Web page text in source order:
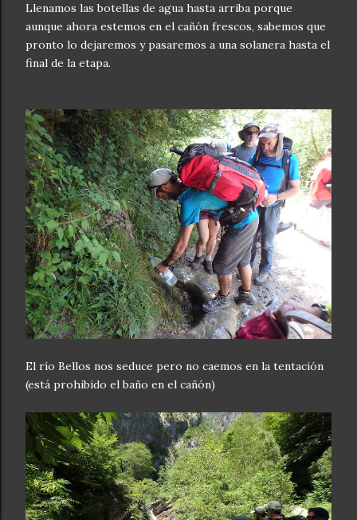
Llenamos las botellas de agua hasta arriba porque
aunque ahora estemos en el cañón frescos, sabemos que
pronto lo dejaremos y pasaremos a una solanera hasta el
final de la etapa.
El río Bellos nos seduce pero no caemos en la tentación
(está prohibido el baño en el cañón)